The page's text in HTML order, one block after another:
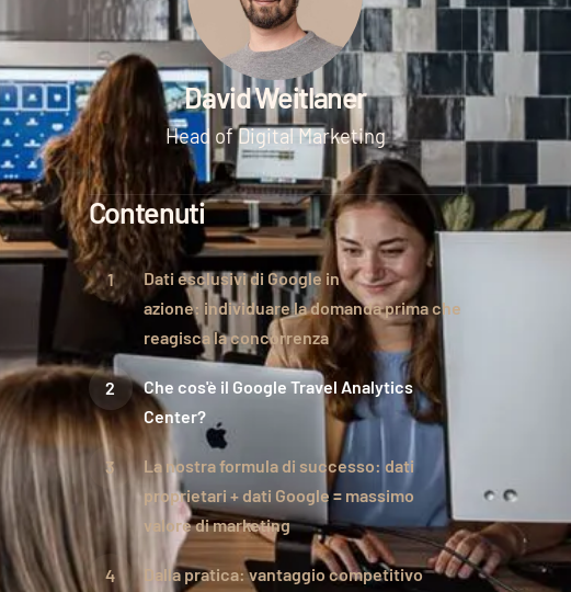
David Weitlaner
Head of Digital Marketing
Contenuti
Dati esclusivi di Google in
azione: individuare la domanda prima che
reagisca la concorrenza
Che cos'è il Google Travel Analytics
Center?
La nostra formula di successo: dati
proprietari + dati Google = massimo
valore di marketing
Dalla pratica: vantaggio competitivo